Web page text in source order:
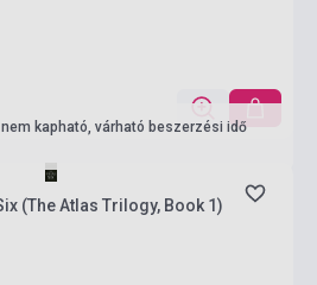
kapható, várható beszerzési idő
(The Atlas Trilogy, Book 1)